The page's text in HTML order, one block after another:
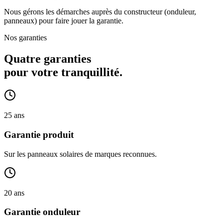
Nous gérons les démarches auprès du constructeur (onduleur,
panneaux) pour faire jouer la garantie.
Nos garanties
Quatre garanties
pour votre tranquillité.
25 ans
Garantie produit
Sur les panneaux solaires de marques reconnues.
20 ans
Garantie onduleur